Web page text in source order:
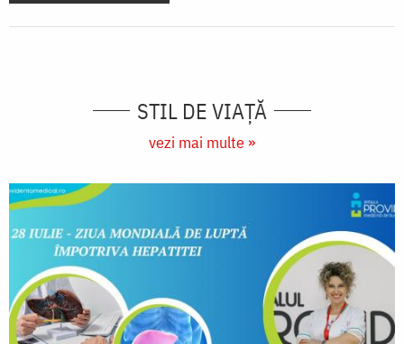
STIL DE VIAŢĂ
vezi mai multe »